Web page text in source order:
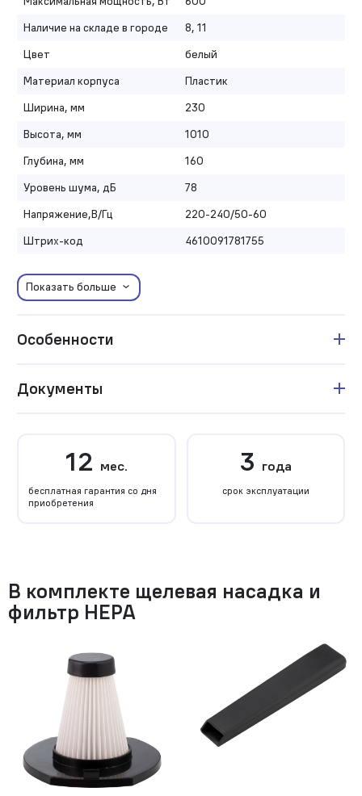
Наличие на складе в городе
8, 11
Цвет
белый
Материал корпуса
Пластик
Ширина, мм
230
Высота, мм
1010
Глубина, мм
160
Уровень шума, дБ
78
Напряжение,В/Гц
220-240/50-60
Штрих-код
4610091781755
Показать больше
Особенности
Документы
12 мес.
бесплатная гарантия со дня
приобретения
3 года
срок эксплуатации
В комплекте щелевая насадка и
фильтр HEPA